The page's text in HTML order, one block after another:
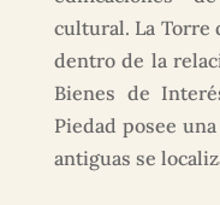
cultural. La Torre
dentro de la
Bienes de
Piedad posee
antiguas se